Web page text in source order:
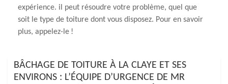
expérience. il peut résoudre votre problème, quel que
soit le type de toiture dont vous disposez. Pour en savoir
plus, appelez-le !
BÂCHAGE DE TOITURE À LA CLAYE ET SES
ENVIRONS : L’ÉQUIPE D’URGENCE DE MR